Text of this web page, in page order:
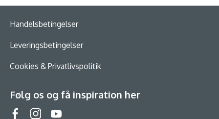
Handelsbetingelser
Leveringsbetingelser
Cookies & Privatlivspolitik
Følg os og få inspiration her